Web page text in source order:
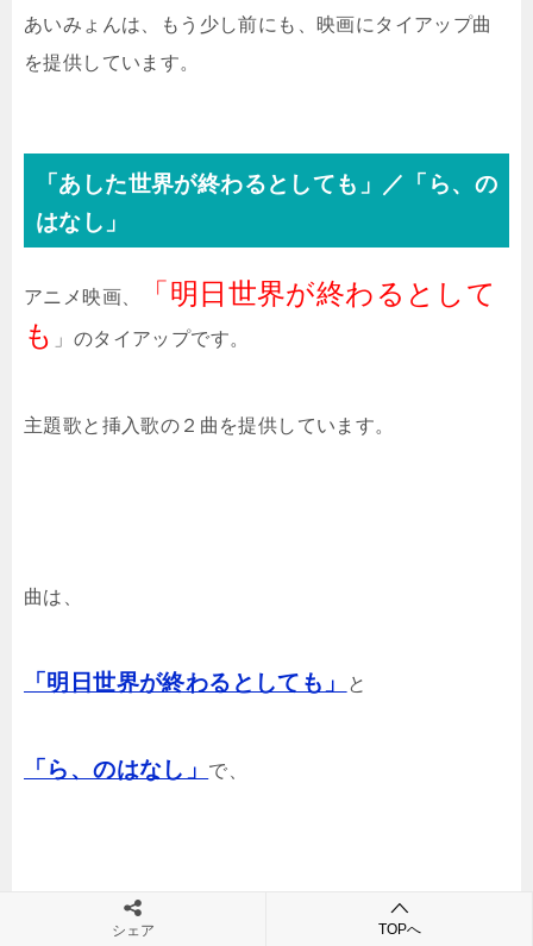
あいみょんは、もう少し前にも、映画にタイアップ曲
を提供しています。
「あした世界が終わるとしても」／「ら、の
はなし」
アニメ映画、
「明日世界が終わるとして
も 」のタイアップです。
主題歌と挿入歌の２曲を提供しています。
曲は、
「明日世界が終わるとしても」 と
「ら、のはなし」 で、
シェア TOPへ